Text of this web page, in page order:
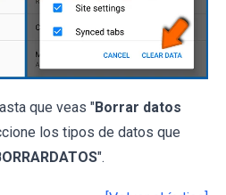
que veas "Borrar datos
los tipos de datos que
".